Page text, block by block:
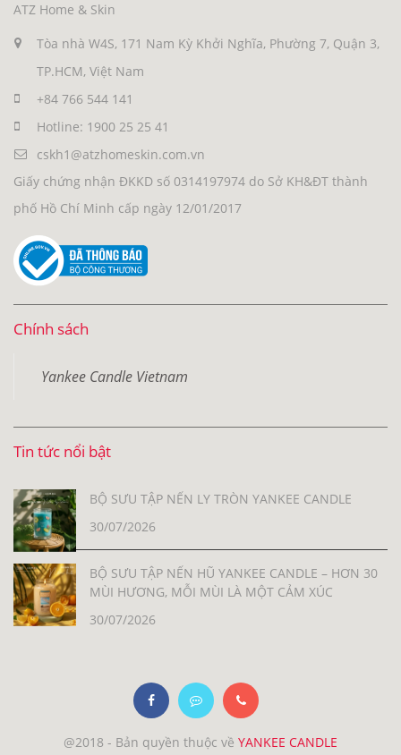
ATZ Home & Skin
Tòa nhà W4S, 171 Nam Kỳ Khởi Nghĩa, Phường 7, Quận 3,
TP.HCM, Việt Nam
+84 766 544 141
Hotline: 1900 25 25 41
cskh1@atzhomeskin.com.vn
Giấy chứng nhận ĐKKD số 0314197974 do Sở KH&ĐT thành
phố Hồ Chí Minh cấp ngày 12/01/2017
Chính sách
Yankee Candle Vietnam
Tin tức nổi bật
BỘ SƯU TẬP NẾN LY TRÒN YANKEE CANDLE
30/07/2026
BỘ SƯU TẬP NẾN HŨ YANKEE CANDLE – HƠN 30
MÙI HƯƠNG, MỖI MÙI LÀ MỘT CẢM XÚC
30/07/2026
@2018 - Bản quyền thuộc về YANKEE CANDLE